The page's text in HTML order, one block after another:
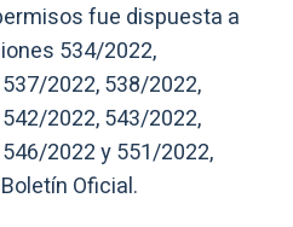
fue dispuesta a
534/2022,
2022, 538/2022,
2022, 543/2022,
2022 y 551/2022,
Oficial.